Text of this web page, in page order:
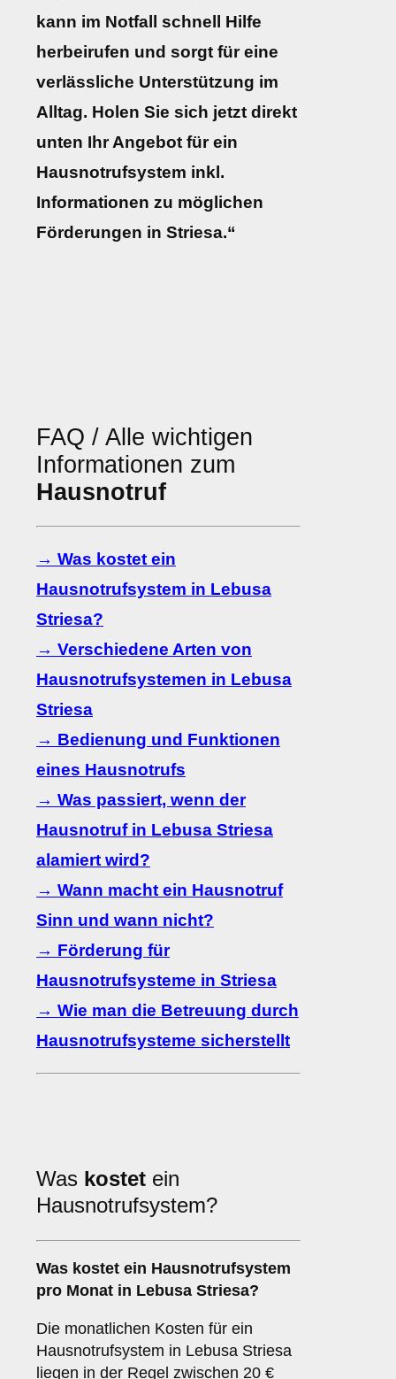
kann im Notfall schnell Hilfe
herbeirufen und sorgt für eine
verlässliche Unterstützung im
Alltag. Holen Sie sich jetzt direkt
unten Ihr Angebot für ein
Hausnotrufsystem inkl.
Informationen zu möglichen
Förderungen in Striesa.“
FAQ / Alle wichtigen
Informationen zum
Hausnotruf
→ Was kostet ein
Hausnotrufsystem in Lebusa
Striesa?
→ Verschiedene Arten von
Hausnotrufsystemen in Lebusa
Striesa
→ Bedienung und Funktionen
eines Hausnotrufs
→ Was passiert, wenn der
Hausnotruf in Lebusa Striesa
alamiert wird?
→ Wann macht ein Hausnotruf
Sinn und wann nicht?
→ Förderung für
Hausnotrufsysteme in Striesa
→ Wie man die Betreuung durch
Hausnotrufsysteme sicherstellt
Was kostet ein
Hausnotrufsystem?
Was kostet ein Hausnotrufsystem
pro Monat in Lebusa Striesa?
Die monatlichen Kosten für ein
Hausnotrufsystem in Lebusa Striesa
liegen in der Regel zwischen 20 €